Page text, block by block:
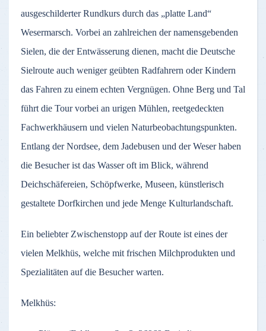
ausgeschilderter Rundkurs durch das „platte Land“
Wesermarsch. Vorbei an zahlreichen der namensgebenden
Sielen, die der Entwässerung dienen, macht die Deutsche
Sielroute auch weniger geübten Radfahrern oder Kindern
das Fahren zu einem echten Vergnügen. Ohne Berg und Tal
führt die Tour vorbei an urigen Mühlen, reetgedeckten
Fachwerkhäusern und vielen Naturbeobachtungspunkten.
Entlang der Nordsee, dem Jadebusen und der Weser haben
die Besucher ist das Wasser oft im Blick, während
Deichschäfereien, Schöpfwerke, Museen, künstlerisch
gestaltete Dorfkirchen und jede Menge Kulturlandschaft.
Ein beliebter Zwischenstopp auf der Route ist eines der
vielen Melkhüs, welche mit frischen Milchprodukten und
Spezialitäten auf die Besucher warten.
Melkhüs: